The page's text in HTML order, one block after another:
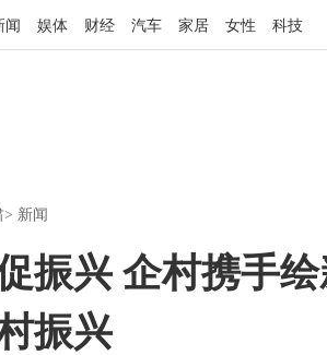
闻 娱体 财经 汽车 家居 女性 科技
> 新闻
振兴 企村携手
振兴